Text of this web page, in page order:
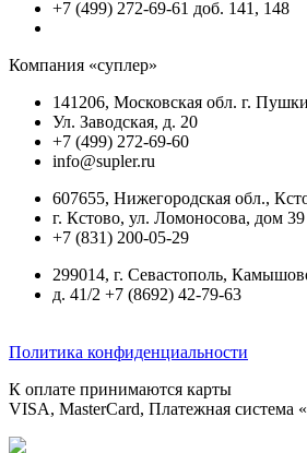
+7 (499) 272-69-61 доб. 141, 148
Компания «суплер»
141206, Московская обл. г.
Ул. Заводская, д. 20
+7 (499) 272-69-60
info@supler.ru
607655, Нижегородская обл.,
г. Кстово, ул. Ломоносова, дом 39
+7 (831) 200-05-29
299014, г. Севастополь,
д. 41/2 +7 (8692) 42-79-63
Политика конфиденциальности
К оплате принимаются карты
VISA, MasterCard, Платежная система